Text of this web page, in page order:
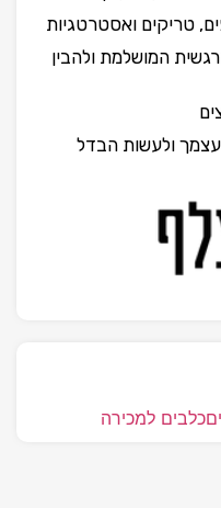
טריקים ואסטרטגיות
המושלמת ולהבין
ולעשות הבדל
כלבים למכירה